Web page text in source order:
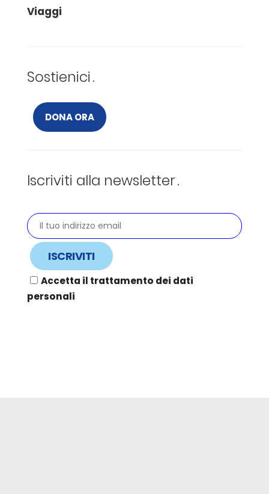
Viaggi
Sostienici
DONA ORA
Iscriviti alla newsletter
Accetta il trattamento dei dati
personali